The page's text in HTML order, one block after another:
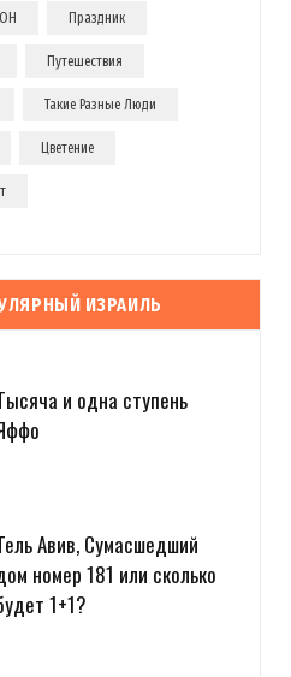
Праздник
Путешествия
Такие Разные Люди
Цветение
ИЗРАИЛЬ
и одна ступень
Авив, Сумасшедший
номер 181 или сколько
1+1?